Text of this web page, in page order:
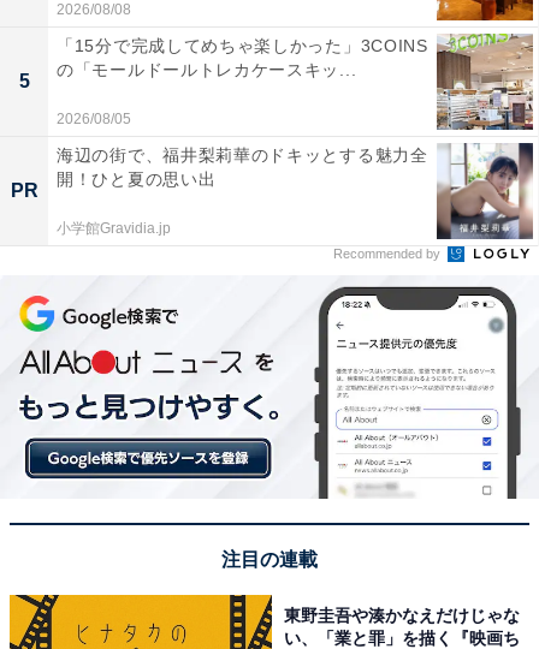
ロイズプチパック［ポテトチップチョコレート マイルドビター］
ポテトチップの片面に、カカオの香り豊かな甘さを抑え
たチョコレートをコーティング。プチサイズのパッケー
ジナル］(70g)× 1箱
2026/08/08
5
「15分で完成してめちゃ楽しかった」3COINS
の「モールドールトレカケースキッ...
2026/08/05
PR
海辺の街で、福井梨莉華のドキッとする魅力全
開！ひと夏の思い出
小学館Gravidia.jp
Recommended by
注目の連載
東野圭吾や湊かなえだけじゃな
い、「業と罪」を描く『映画ち